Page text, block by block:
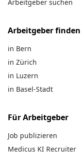
Arbeitgeber suchen
Arbeitgeber finden
in Bern
in Zürich
in Luzern
in Basel-Stadt
Für Arbeitgeber
Job publizieren
Medicus KI Recruiter